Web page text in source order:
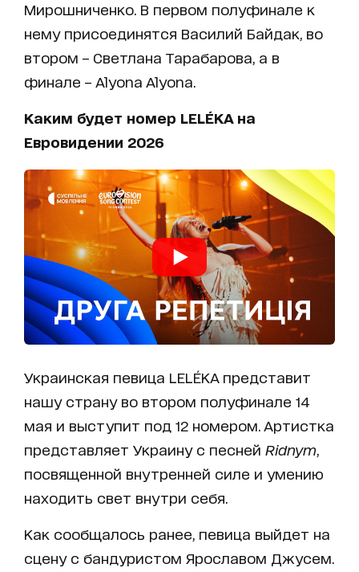
Мирошниченко. В первом полуфинале к
нему присоединятся Василий Байдак, во
втором – Светлана Тарабарова, а в
финале – Alyona Alyona.
Каким будет номер LELÉKA на
Евровидении 2026
Украинская певица LELÉKA представит
нашу страну во втором полуфинале 14
мая и выступит под 12 номером. Артистка
представляет Украину с песней Ridnym
посвященной внутренней силе и умению
находить свет внутри себя.
Как сообщалось ранее, певица выйдет на
сцену с бандуристом Ярославом Джусем.